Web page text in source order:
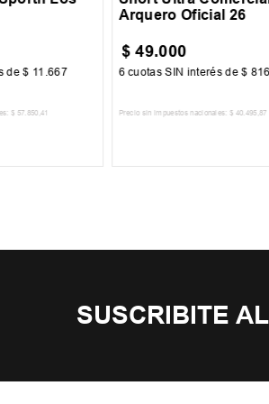
de$ 11 .667
$ 57 850 ,41
Arquero Oficial 26
$ 49.000
6 cuotas SIN interés de$
Precio sin impuestos nacionales: $ 40 495 ,87
SUSCRIBITE